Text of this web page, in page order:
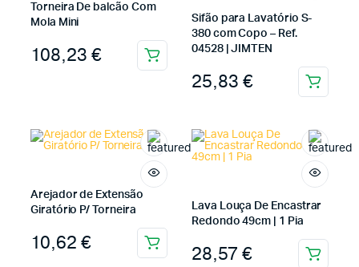
Torneira De balcão Com
Mola Mini
108,23 €
Sifão para Lavatório S-
380 com Copo – Ref.
04528 | JIMTEN
25,83 €
Arejador de Extensão
Giratório P/ Torneira
10,62 €
Lava Louça De Encastrar
Redondo 49cm | 1 Pia
28,57 €